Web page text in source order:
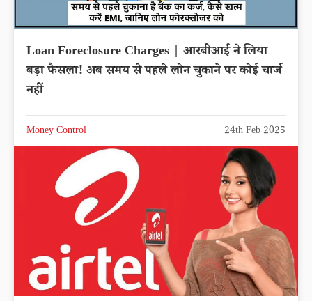
Loan Foreclosure Charges | आरबीआई ने लिया
बड़ा फैसला! अब समय से पहले लोन चुकाने पर कोई चार्ज
नहीं
Money Control 24th Feb 2025